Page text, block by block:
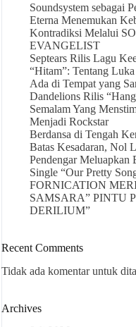
Soundsystem sebagai
Eterna Menemukan
Kontradiksi Melalui
EVANGELIST
Septears Rilis Lagu
“Hitam”: Tentang
Ada di Tempat yang
Dandelions Rilis
Semalam Yang
Menjadi Rockstar
Berdansa di Tengah
Batas Kesadaran, Nol
Pendengar Meluapkan
Single “Our Pretty
FORNICATION
SAMSARA” PINTU
DERILIUM”
Recent Comments
Tidak ada komentar untuk
Archives